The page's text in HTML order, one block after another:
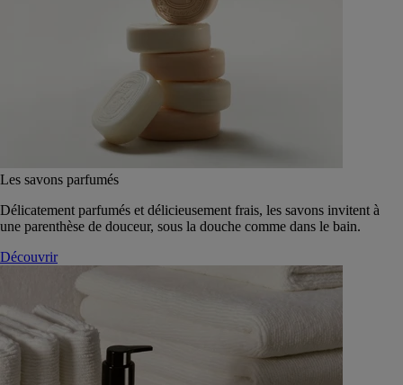
Les savons parfumés
Délicatement parfumés et délicieusement frais, les savons invitent à
une parenthèse de douceur, sous la douche comme dans le bain.
Découvrir